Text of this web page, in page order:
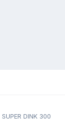
SUPER DINK 300